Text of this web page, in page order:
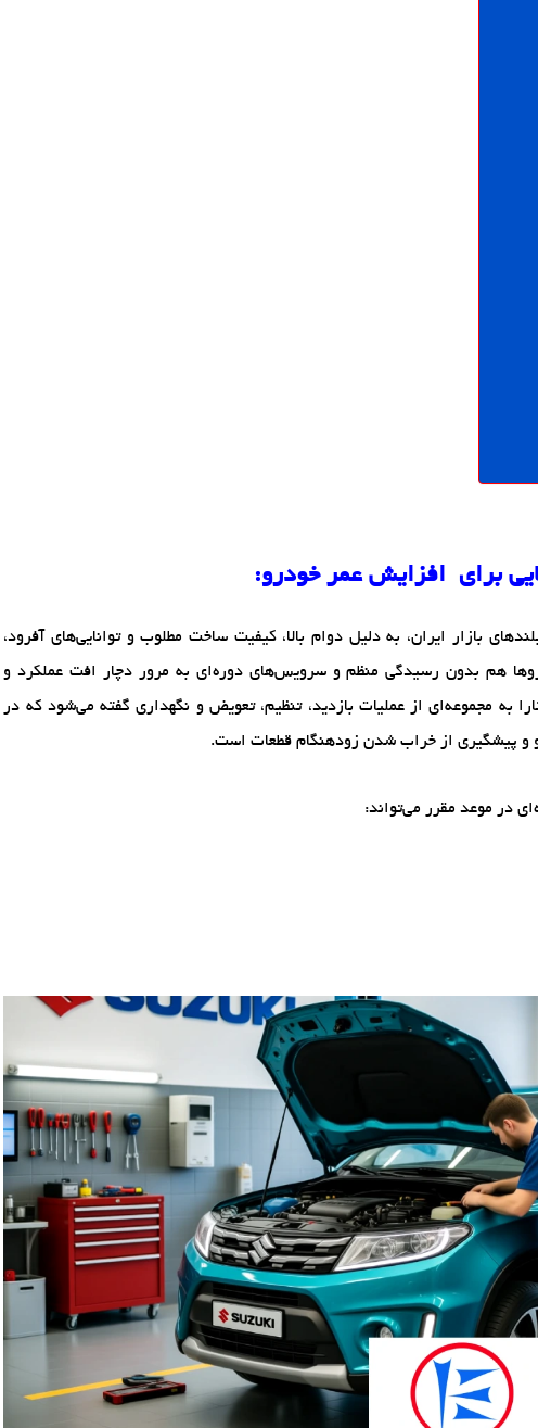
برای افزایش عمر خودرو:
بازار ایران، به دلیل دوام بالا، کیفیت ساخت مطلوب و توانایی‌های آفرود،
هم بدون رسیدگی منظم و سرویس‌های دوره‌ای به مرور دچار افت عملکرد و
به مجموعه‌ای از عملیات بازدید، تنظیم، تعویض و نگهداری گفته می‌شود که در
و پیشگیری از خراب شدن زودهنگام قطعات است.
در موعد مقرر می‌تواند: